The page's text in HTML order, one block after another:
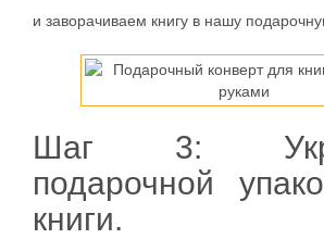
и заворачиваем книгу в нашу
Шаг 3:
подарочной
книги.